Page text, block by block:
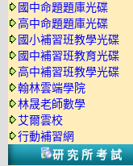
國中命題題庫光碟
高中命題題庫光碟
國小補習班教學光碟
國中補習班教育光碟
高中補習班教學光碟
翰林雲端學院
林晟老師數學
艾爾雲校
行動補習網
研究所考試